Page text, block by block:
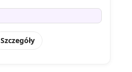
Szczegóły